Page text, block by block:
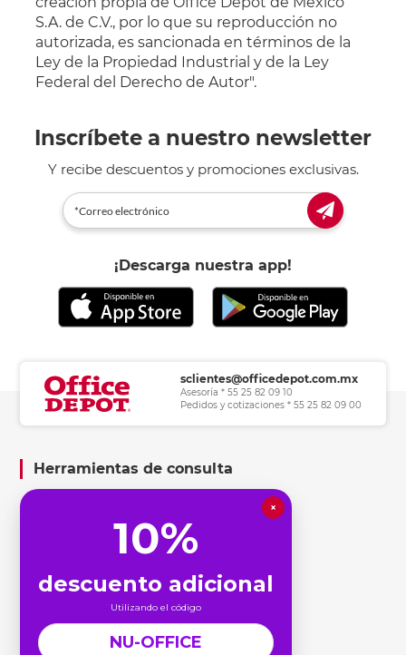
S.A. de C.V., por lo que su reproducción no
autorizada, es sancionada en términos de la
Ley de la Propiedad Industrial y de la Ley
Federal del Derecho de Autor".
Inscríbete a nuestro newsletter
Y recibe descuentos y promociones exclusivas.
¡Descarga nuestra app!
sclientes@officedepot.com.mx
Asesoría * 55 25 82 09 10
Pedidos y cotizaciones * 55 25 82 09 00
Herramientas de consulta
Conoce Office Depot
×
10%
descuento adicional
Utilizando el código
NU-OFFICE